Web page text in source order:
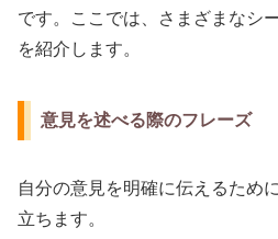
です。ここでは、さまざまなシ
を紹介します。
意見を述べる際のフレーズ
自分の意見を明確に伝えるため
立ちます。